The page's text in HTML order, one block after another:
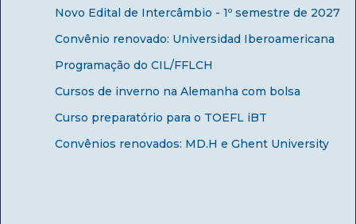
Novo Edital de Intercâmbio - 1º semestre de 2027
Convênio renovado: Universidad Iberoamericana
Programação do CIL/FFLCH
Cursos de inverno na Alemanha com bolsa
Curso preparatório para o TOEFL iBT
Convênios renovados: MD.H e Ghent University